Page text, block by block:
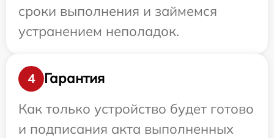
сроки выполнения и займемся
устранением неполадок.
4
Гарантия
Как только устройство будет готово
и подписания акта выполненных